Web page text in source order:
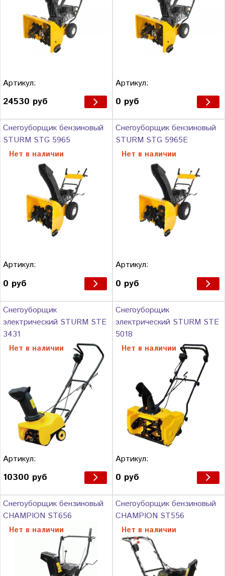
Артикул:
24530 руб
Артикул:
0 руб
Снегоуборщик бензиновый
STURM STG 5965
Нет в наличии
Артикул:
0 руб
Снегоуборщик бензиновый
STURM STG 5965E
Нет в наличии
Артикул:
0 руб
Снегоуборщик
электрический STURM STE
3431
Нет в наличии
Артикул:
10300 руб
Снегоуборщик
электрический STURM STE
5018
Нет в наличии
Артикул:
0 руб
Снегоуборщик бензиновый
CHAMPION ST656
Нет в наличии
Снегоуборщик бензиновый
CHAMPION ST556
Нет в наличии